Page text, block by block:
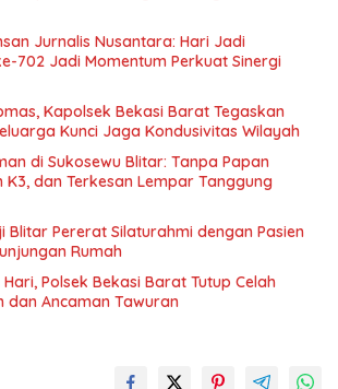
Jurnalis Nusantara: Hari Jadi
702 Jadi Momentum Perkuat Sinergi
Kapolsek Bekasi Barat Tegaskan
Kunci Jaga Kondusivitas Wilayah
di Sukosewu Blitar: Tanpa Papan
dan Terkesan Lempar Tanggung
Blitar Pererat Silaturahmi dengan Pasien
Rumah
Polsek Bekasi Barat Tutup Celah
dan Ancaman Tawuran